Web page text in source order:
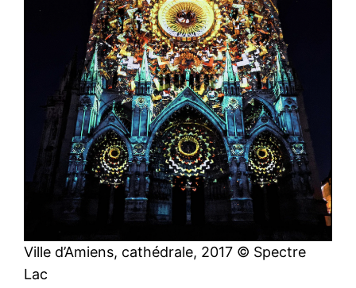
Ville d’Amiens, cathédrale, 2017 © Spectre
Lac